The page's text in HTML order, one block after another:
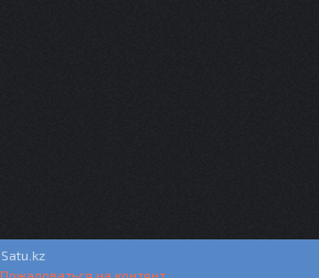
Satu.kz
Пожаловаться на контент